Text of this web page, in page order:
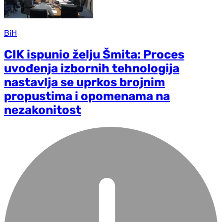
BiH
CIK ispunio želju Šmita: Proces
uvođenja izbornih tehnologija
nastavlja se uprkos brojnim
propustima i opomenama na
nezakonitost